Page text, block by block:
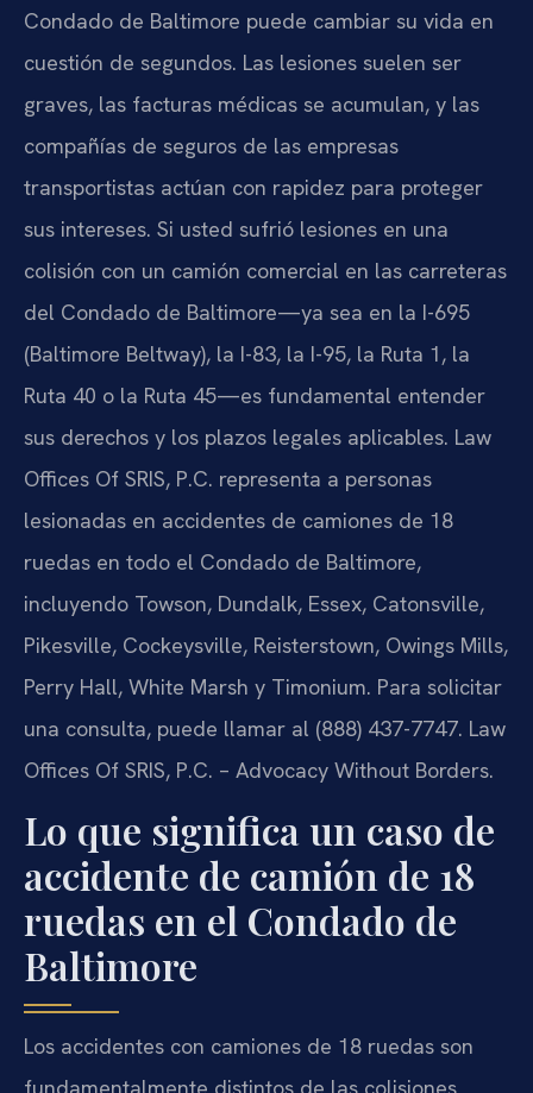
Condado de Baltimore puede cambiar su vida en
cuestión de segundos. Las lesiones suelen ser
graves, las facturas médicas se acumulan, y las
compañías de seguros de las empresas
transportistas actúan con rapidez para proteger
sus intereses. Si usted sufrió lesiones en una
colisión con un camión comercial en las carreteras
del Condado de Baltimore—ya sea en la I-695
(Baltimore Beltway), la I-83, la I-95, la Ruta 1, la
Ruta 40 o la Ruta 45—es fundamental entender
sus derechos y los plazos legales aplicables. Law
Offices Of SRIS, P.C. representa a personas
lesionadas en accidentes de camiones de 18
ruedas en todo el Condado de Baltimore,
incluyendo Towson, Dundalk, Essex, Catonsville,
Pikesville, Cockeysville, Reisterstown, Owings Mills,
Perry Hall, White Marsh y Timonium. Para solicitar
una consulta, puede llamar al (888) 437-7747. Law
Offices Of SRIS, P.C. – Advocacy Without Borders.
Lo que significa un caso de
accidente de camión de 18
ruedas en el Condado de
Baltimore
Los accidentes con camiones de 18 ruedas son